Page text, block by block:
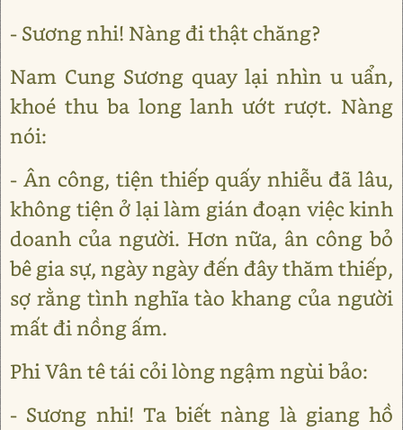
- Sương nhi! Nàng đi thật chăng?
Nam Cung Sương quay lại nhìn u uẩn,
khoé thu ba long lanh ướt rượt. Nàng
nói:
- Ân công, tiện thiếp quấy nhiễu đã lâu,
không tiện ở lại làm gián đoạn việc kinh
doanh của người. Hơn nữa, ân công bỏ
bê gia sự, ngày ngày đến đây thăm thiếp,
sợ rằng tình nghĩa tào khang của người
mất đi nồng ấm.
Phi Vân tê tái cỏi lòng ngậm ngùi bảo:
- Sương nhi! Ta biết nàng là giang hồ